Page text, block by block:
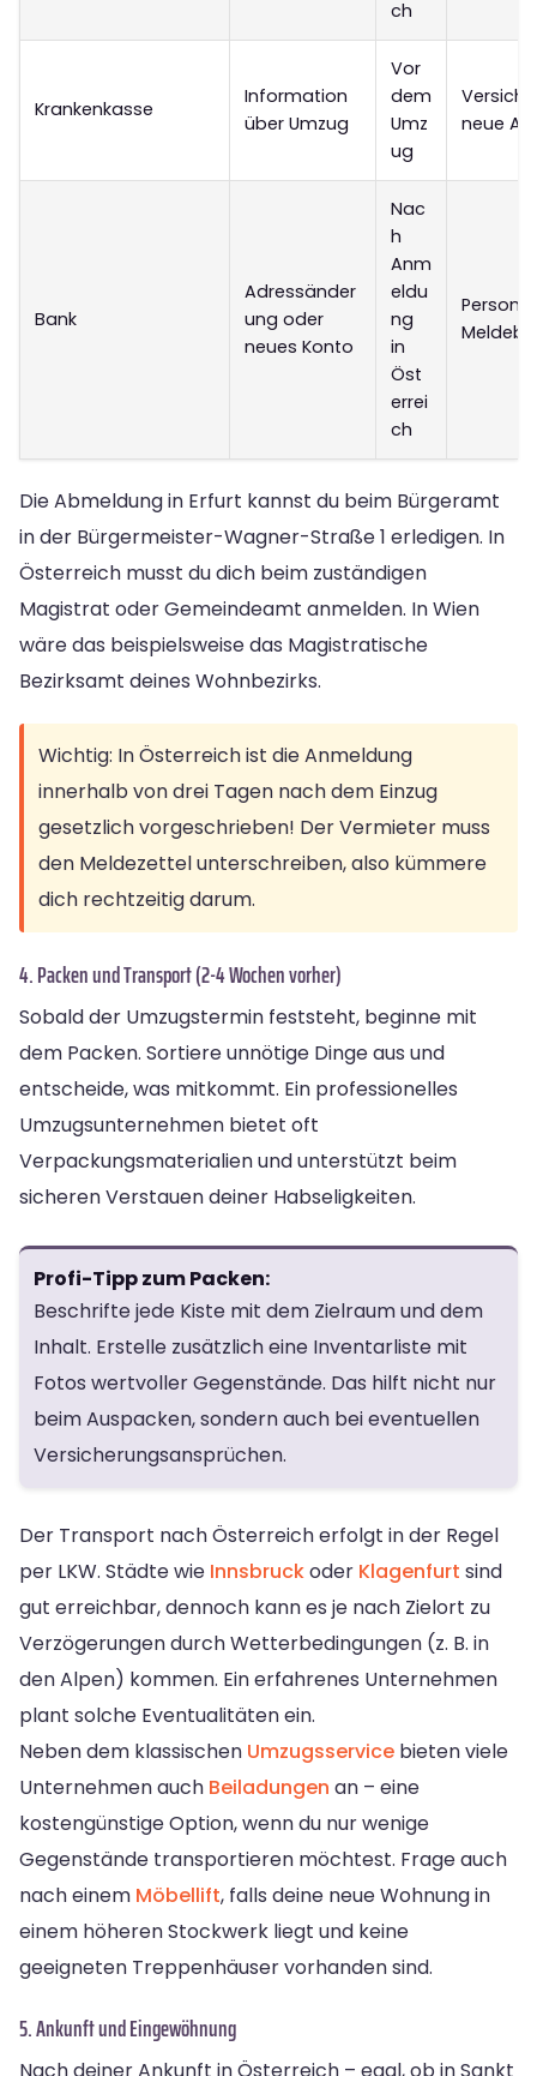
ch
Krankenkasse
Information
über Umzug
Vor
dem
Umz
ug
neue
Bank
Adressänder
ung oder
neues Konto
Nac
h
Anm
eldu
ng
in
Öst
errei
ch
Die Abmeldung in Erfurt kannst du beim Bürgeramt
in der Bürgermeister-Wagner-Straße 1 erledigen. In
Österreich musst du dich beim zuständigen
Magistrat oder Gemeindeamt anmelden. In Wien
wäre das beispielsweise das Magistratische
Bezirksamt deines Wohnbezirks.
Wichtig: In Österreich ist die Anmeldung
innerhalb von drei Tagen nach dem Einzug
gesetzlich vorgeschrieben! Der Vermieter muss
den Meldezettel unterschreiben, also kümmere
dich rechtzeitig darum.
4. Packen und Transport (2-4 Wochen vorher)
Sobald der Umzugstermin feststeht, beginne mit
dem Packen. Sortiere unnötige Dinge aus und
entscheide, was mitkommt. Ein professionelles
Umzugsunternehmen bietet oft
Verpackungsmaterialien und unterstützt beim
sicheren Verstauen deiner Habseligkeiten.
Profi-Tipp zum Packen:
Beschrifte jede Kiste mit dem Zielraum und dem
Inhalt. Erstelle zusätzlich eine Inventarliste mit
Fotos wertvoller Gegenstände. Das hilft nicht nur
beim Auspacken, sondern auch bei eventuellen
Versicherungsansprüchen.
Der Transport nach Österreich erfolgt in der Regel
per LKW. Städte wie Innsbruckoder Klagenfurt sind
gut erreichbar, dennoch kann es je nach Zielort zu
Verzögerungen durch Wetterbedingungen (z. B. in
den Alpen) kommen. Ein erfahrenes Unternehmen
plant solche Eventualitäten ein.
Neben dem klassischen Umzugsservice bieten viele
Unternehmen auch Beiladungen an – eine
kostengünstige Option, wenn du nur wenige
Gegenstände transportieren möchtest. Frage auch
nach einem Möbellift, falls deine neue Wohnung in
einem höheren Stockwerk liegt und keine
geeigneten Treppenhäuser vorhanden sind.
5. Ankunft und Eingewöhnung
Nach deiner Ankunft in Österreich – egal, ob in Sankt